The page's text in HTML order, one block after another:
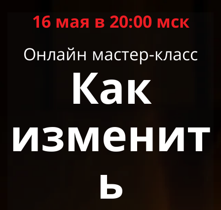
16 мая в 20:00 мск
Онлайн мастер-класс
Как
изменит
ь